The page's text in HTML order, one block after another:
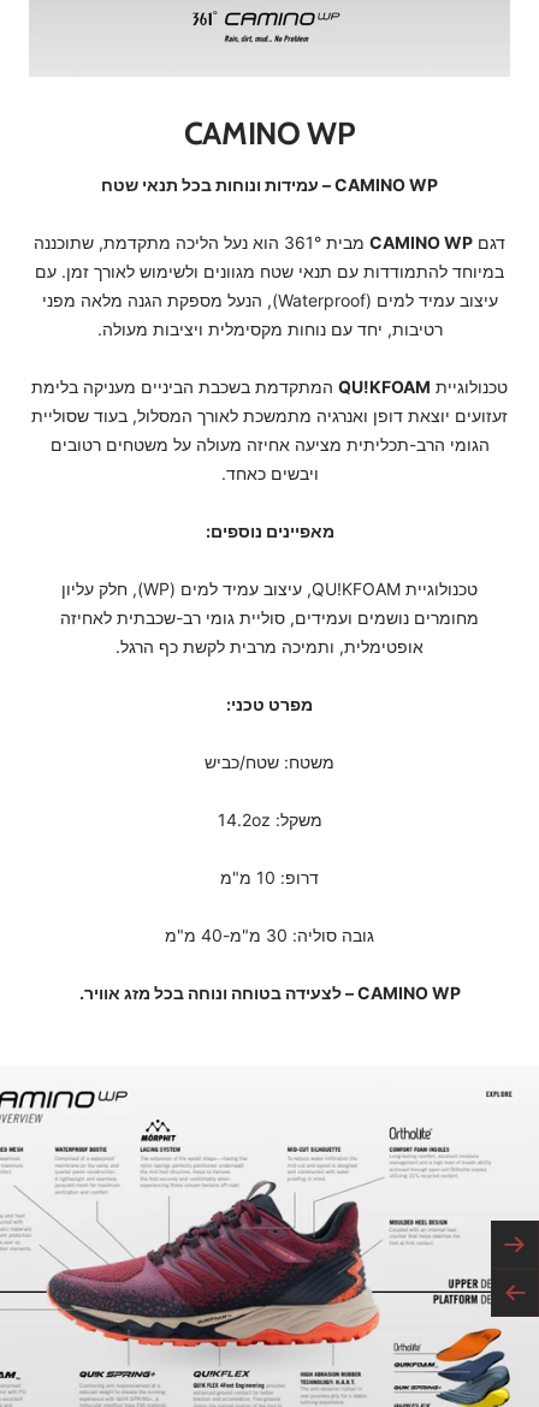
CAMINO WP
CAMINO WP – עמידות ונוחות בכל תנאי שטח
דגם CAMINO WP
מבית 361° הוא נעל הליכה מתקדמת, שתוכננה
במיוחד להתמודדות עם תנאי שטח מגוונים ולשימוש לאורך זמן. עם
עיצוב עמיד למים (Waterproof), הנעל מספקת הגנה מלאה מפני
רטיבות, יחד עם נוחות מקסימלית ויציבות מעולה.
טכנולוגיית QU!KFOAM המתקדמת בשכבת הביניים מעניקה בלימת
זעזועים יוצאת דופן ואנרגיה מתמשכת לאורך המסלול, בעוד שסוליית
הגומי הרב-תכליתית מציעה אחיזה מעולה על משטחים רטובים
ויבשים כאחד.
מאפיינים נוספים:
טכנולוגיית QU!KFOAM, עיצוב עמיד למים (WP), חלק עליון
מחומרים נושמים ועמידים, סוליית גומי רב-שכבתית לאחיזה
אופטימלית, ותמיכה מרבית לקשת כף הרגל.
מפרט טכני:
משטח: שטח/כביש
משקל: 14.2oz
דרופ: 10 מ"מ
גובה סוליה: 30 מ"מ-40 מ"מ
CAMINO WP – לצעידה בטוחה ונוחה בכל מזג אוויר.
הקודם
הבא